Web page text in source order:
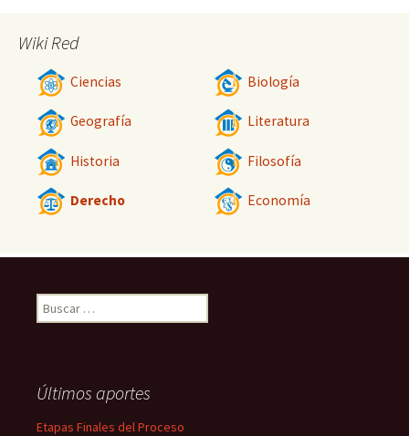
Wiki Red
Ciencias Biología
Geografía Literatura
Historia Filosofía
Derecho Economía
Buscar:
Últimos aportes
Etapas Finales del Proceso